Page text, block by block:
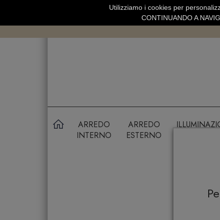
SPEDIZIONE GRATUITA SOPRA 99
ARREDO
INTERNO
ARREDO
ESTERNO
Utilizziamo i cookies per
CONTINUANDO A